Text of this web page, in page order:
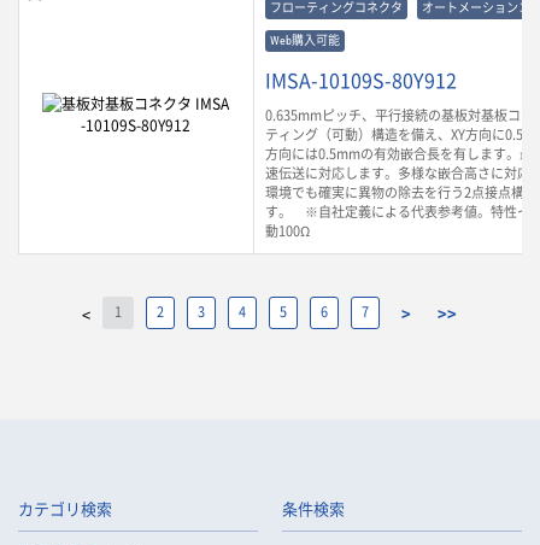
フローティングコネクタ オートメーションコ
Web購入可能
IMSA-10109S-80Y912
0.635mmピッチ、平行接続の基板対基板コネ
ティング（可動）構造を備え、XY方向に
方向には0.5mmの有効嵌合長を有します。
速伝送に対応します。多様な嵌合高さに対応
環境でも確実に異物の除去を行う2点接点構
す。 ※自社定義による代表参考値。特性イ
動100Ω
< 1 2 3 4 5 6 7 > >>
カテゴリ検索 条件検索